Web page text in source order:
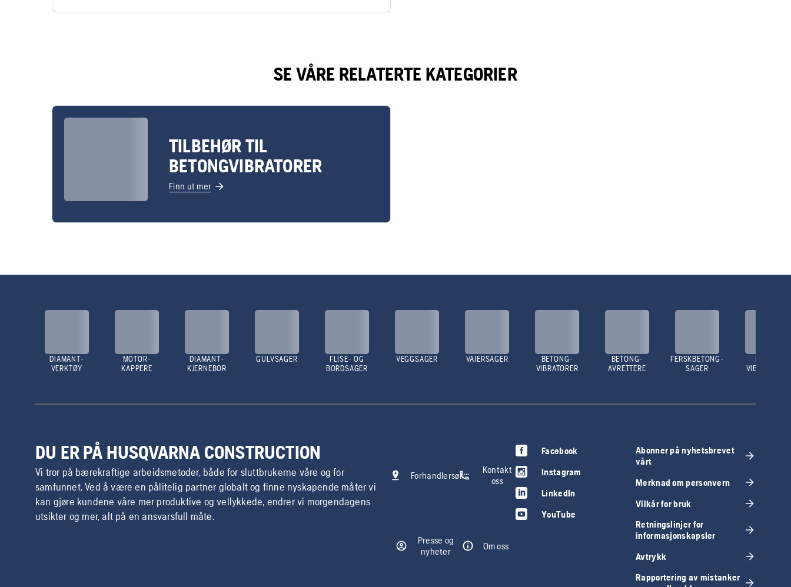
SE VÅRE RELATERTE KATEGORIER
TILBEHØR TIL
BETONGVIBRATORER
Finn ut mer
DIAMANT-
VERKTØY
MOTOR-
KAPPERE
DIAMANT-
KJERNEBOR
GULVSAGER
FLISE- OG
BORDSAGER
VEGGSAGER VAIERSAGER
BETONG-
VIBRATORER
BETONG-
AVRETTERE
FERSKBETONG-
SAGER
PLATE-
VIBRATORER
DU ER PÅ HUSQVARNA CONSTRUCTION
Vi tror på bærekraftige arbeidsmetoder, både for sluttbrukerne våre og for
samfunnet. Ved å være en pålitelig partner globalt og finne nyskapende måter vi
kan gjøre kundene våre mer produktive og vellykkede, endrer vi morgendagens
utsikter og mer, alt på en ansvarsfull måte.
Forhandlersøk
Kontakt
oss
Presse og
nyheter
Om oss
Facebook
Instagram
LinkedIn
YouTube
Abonner på nyhetsbrevet
vårt
Merknad om personvern
Vilkår for bruk
Retningslinjer for
informasjonskapsler
Avtrykk
Rapportering av mistanker